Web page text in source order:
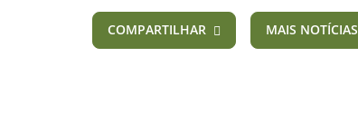
COMPARTILHAR MAIS NOTÍCIAS